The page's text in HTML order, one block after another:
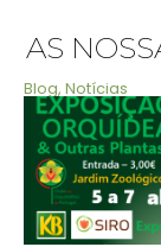
AS
Blog, Notícias